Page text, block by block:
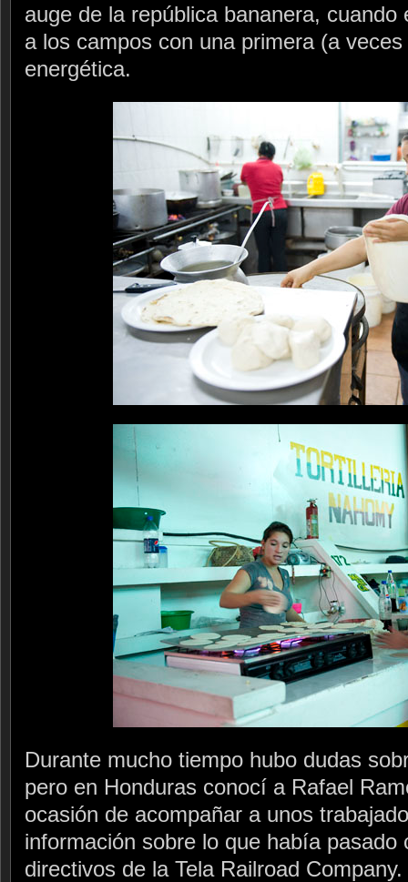
auge de la república bananera,
a los campos con una primera (a
energética.
Durante mucho tiempo hubo dudas
pero en Honduras conocí a Rafael
ocasión de acompañar a unos
información sobre lo que había pasado
directivos de la Tela Railroad